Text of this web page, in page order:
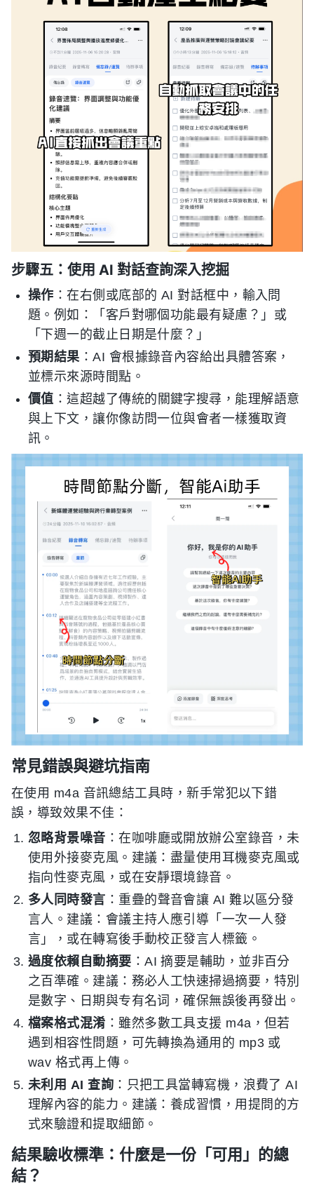
步驟五：使用 AI 對話查詢深入挖掘
操作 ：在右側或底部的 AI 對話框中，輸入問
題。例如：「客戶對哪個功能最有疑慮？」或
「下週一的截止日期是什麼？」
預期結果：AI 會根據錄音內容給出具體答案，
並標示來源時間點。
價值 ：這超越了傳統的關鍵字搜尋，能理解語意
與上下文，讓你像訪問一位與會者一樣獲取資
訊。
常見錯誤與避坑指南
在使用 m4a 音訊總結工具時，新手常犯以下錯
誤，導致效果不佳：
忽略背景噪音 ：在咖啡廳或開放辦公室錄音，未
使用外接麥克風。建議：盡量使用耳機麥克風或
指向性麥克風，或在安靜環境錄音。
多人同時發言 ：重疊的聲音會讓 AI 難以區分發
言人。建議：會議主持人應引導「一次一人發
言」，或在轉寫後手動校正發言人標籤。
過度依賴自動摘要 ：AI 摘要是輔助，並非百分
之百準確。建議：務必人工快速掃過摘要，特別
是數字、日期與专有名词，確保無誤後再發出。
檔案格式混淆 ：雖然多數工具支援 m4a，但若
遇到相容性問題，可先轉換為通用的 mp3 或
wav 格式再上傳。
未利用 AI 查詢 ：只把工具當轉寫機，浪費了 AI
理解內容的能力。建議：養成習慣，用提問的方
式來驗證和提取細節。
結果驗收標準：什麼是一份「可用」的總
結？